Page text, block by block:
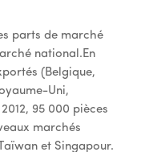
parts de marché
national.En
(Belgique,
Uni,
95 000 pièces
marchés
et Singapour.